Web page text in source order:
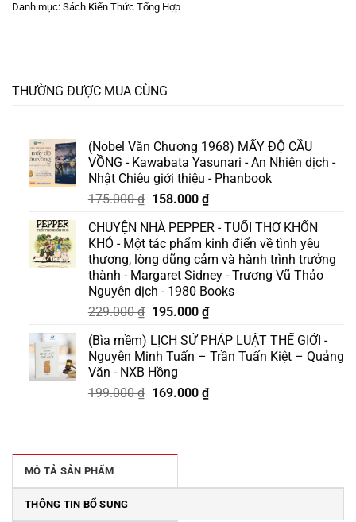
Danh mục: Sách Kiến Thức Tổng Hợp
THƯỜNG ĐƯỢC MUA CÙNG
(Nobel Văn Chương 1968) MẤY ĐỘ CẦU
VỒNG - Kawabata Yasunari - An Nhiên dịch -
Nhật Chiêu giới thiệu - Phanbook
175.000₫ Giá
là:
175.000 ₫.
158.000 ₫Giá
tại
là:
158.000 ₫.
CHUYỆN NHÀ PEPPER - TUỔI THƠ KHỐN
KHÓ - Một tác phẩm kinh điển về tình yêu
thương, lòng dũng cảm và hành trình trưởng
thành - Margaret Sidney - Trương Vũ Thảo
Nguyên dịch - 1980 Books
229.000₫ Giá
là:
229.000 ₫.
195.000 ₫Giá
tại
là:
(Bìa mềm) LỊCH SỬ PHÁP LUẬT THẾ GIỚI -
Nguyễn Minh Tuấn – Trần Tuấn Kiệt – Quảng
Văn - NXB Hồng
199.000₫ Giá
169.000 ₫Giá
MÔ TẢ SẢN PHẨM
THÔNG TIN BỔ SUNG